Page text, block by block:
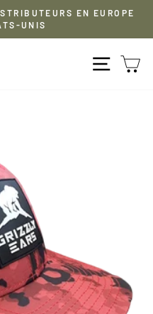
EN EUROPE
UNIS